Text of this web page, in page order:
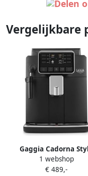
Vergelijkbare
Gaggia Cadorna
Volautomatische
Espressomachine
1 webshop
€ 489,-